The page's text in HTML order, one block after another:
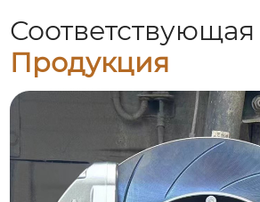
Соответствующая
Продукция